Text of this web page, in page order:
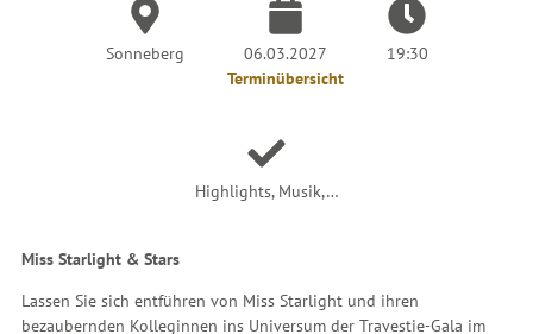
Sonneberg
06.03.2027
Terminübersicht
19:30
Highlights, Musik,…
Miss Starlight & Stars
Lassen Sie sich entführen von Miss Starlight und ihren
bezaubernden Kolleginnen ins Universum der Travestie-Gala im